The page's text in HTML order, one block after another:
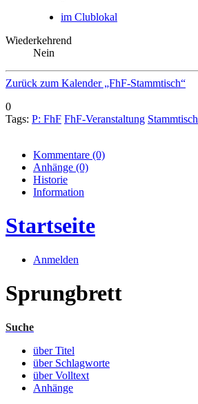
im Clublokal
Wiederkehrend
Nein
Zurück zum Kalender „FhF-Stammtisch“
0
Tags: P: FhF FhF-Veranstaltung Stammtisch
Kommentare (0)
Anhänge (0)
Historie
Information
Startseite
Anmelden
Sprungbrett
Suche
über Titel
über Schlagworte
über Volltext
Anhänge